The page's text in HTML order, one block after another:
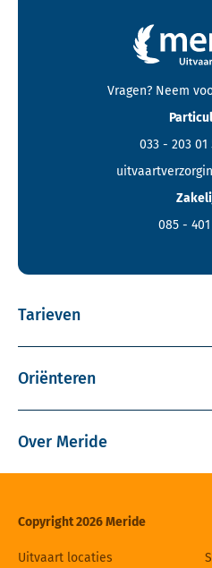
Contactgegevens en footer menu
Vragen? Neem
033 - 203 01
085 -
Tarieven
Oriënteren
Over Meride
Copyright 2026 Meride
Uitvaart locaties